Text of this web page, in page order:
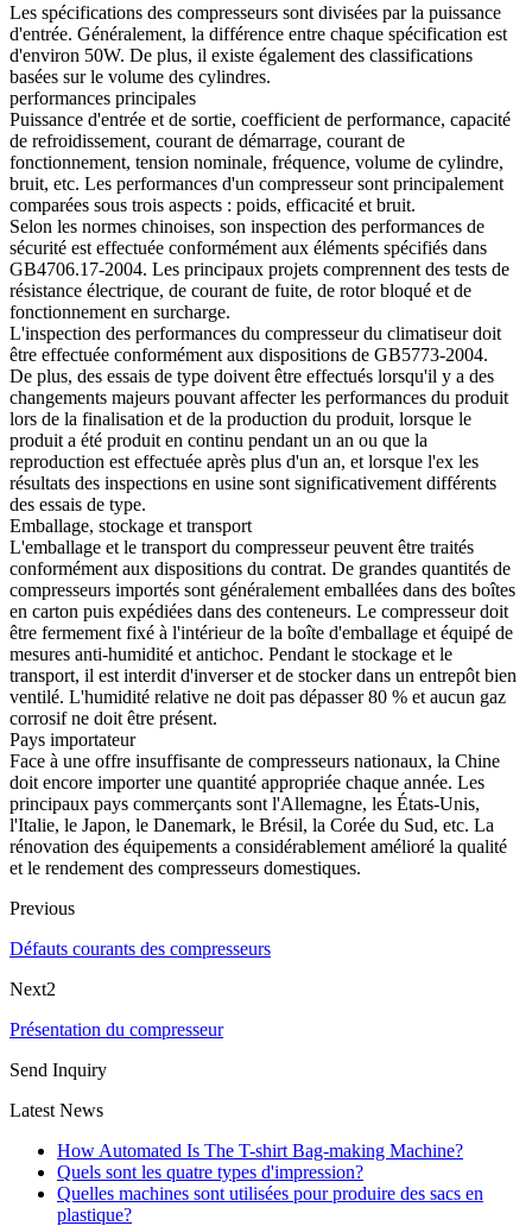
Les spécifications des compresseurs sont divisées par la puissance
d'entrée. Généralement, la différence entre chaque spécification est
d'environ 50W. De plus, il existe également des classifications
basées sur le volume des cylindres.
performances principales
Puissance d'entrée et de sortie, coefficient de performance, capacité
de refroidissement, courant de démarrage, courant de
fonctionnement, tension nominale, fréquence, volume de cylindre,
bruit, etc. Les performances d'un compresseur sont principalement
comparées sous trois aspects : poids, efficacité et bruit.
Selon les normes chinoises, son inspection des performances de
sécurité est effectuée conformément aux éléments spécifiés dans
GB4706.17-2004. Les principaux projets comprennent des tests de
résistance électrique, de courant de fuite, de rotor bloqué et de
fonctionnement en surcharge.
L'inspection des performances du compresseur du climatiseur doit
être effectuée conformément aux dispositions de GB5773-2004.
De plus, des essais de type doivent être effectués lorsqu'il y a des
changements majeurs pouvant affecter les performances du produit
lors de la finalisation et de la production du produit, lorsque le
produit a été produit en continu pendant un an ou que la
reproduction est effectuée après plus d'un an, et lorsque l'ex les
résultats des inspections en usine sont significativement différents
des essais de type.
Emballage, stockage et transport
L'emballage et le transport du compresseur peuvent être traités
conformément aux dispositions du contrat. De grandes quantités de
compresseurs importés sont généralement emballées dans des boîtes
en carton puis expédiées dans des conteneurs. Le compresseur doit
être fermement fixé à l'intérieur de la boîte d'emballage et équipé de
mesures anti-humidité et antichoc. Pendant le stockage et le
transport, il est interdit d'inverser et de stocker dans un entrepôt bien
ventilé. L'humidité relative ne doit pas dépasser 80 % et aucun gaz
corrosif ne doit être présent.
Pays importateur
Face à une offre insuffisante de compresseurs nationaux, la Chine
doit encore importer une quantité appropriée chaque année. Les
principaux pays commerçants sont l'Allemagne, les États-Unis,
l'Italie, le Japon, le Danemark, le Brésil, la Corée du Sud, etc. La
rénovation des équipements a considérablement amélioré la qualité
et le rendement des compresseurs domestiques.
Previous
Défauts courants des compresseurs
Next2
Présentation du compresseur
Send Inquiry
Latest News
How Automated Is The T-shirt Bag-making Machine?
Quels sont les quatre types d'impression?
Quelles machines sont utilisées pour produire des sacs en
plastique?